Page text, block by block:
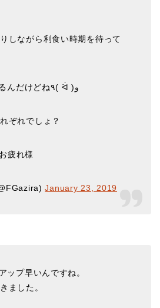
しながら利食い時期を待って
ながらTweetしてるんだけどね٩( ᐛ )و
ぞれでしょ？
疲れ様
January 23, 2019
ップ早いんですね。
ました。